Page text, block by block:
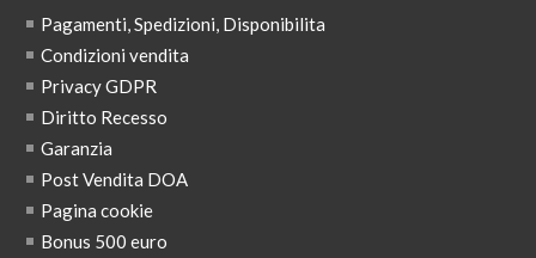
Pagamenti, Spedizioni, Disponibilita
Condizioni vendita
Privacy GDPR
Diritto Recesso
Garanzia
Post Vendita DOA
Pagina cookie
Bonus 500 euro